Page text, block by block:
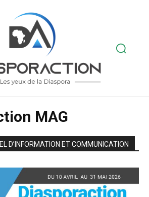
MAG
D’INFORMATION ET COMMUNICATION